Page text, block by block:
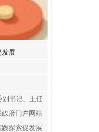
发展
书记、主任
府门户网站
探索促发展